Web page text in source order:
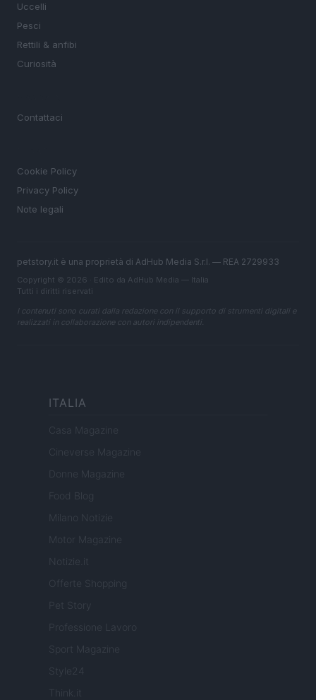
Uccelli
Pesci
Rettili & anfibi
Curiosità
Contattaci
Cookie Policy
Privacy Policy
Note legali
petstory.it è una proprietà di AdHub Media S.r.l. — REA 2729933
Copyright © 2026 · Edito da AdHub Media — Italia
Tutti i diritti riservati
I contenuti sono curati dalla redazione con il supporto di strumenti digitali e
realizzati in collaborazione con autori indipendenti.
ITALIA
Casa Magazine
Cineverse Magazine
Donne Magazine
Food Blog
Milano Notizie
Motor Magazine
Notizie.it
Offerte Shopping
Pet Story
Professione Lavoro
Sport Magazine
Style24
Think.it